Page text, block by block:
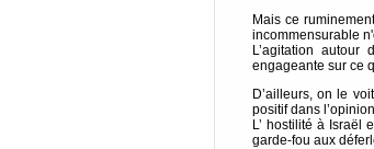
Mais ce
incommensurable
L’agitation
engageante sur ce
D’ailleurs, on le
positif dans
L’ hostilité à Israël
garde-fou aux